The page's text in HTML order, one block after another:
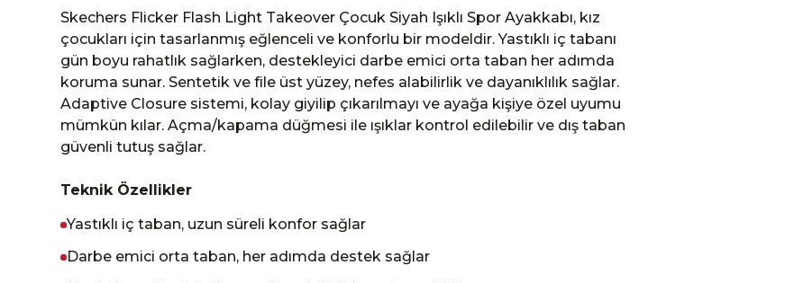
Skechers Flicker Flash Light Takeover Çocuk Siyah Işıklı Spor Ayakkabı, kız
çocukları için tasarlanmış eğlenceli ve konforlu bir modeldir. Yastıklı iç tabanı
gün boyu rahatlık sağlarken, destekleyici darbe emici orta taban her adımda
koruma sunar. Sentetik ve file üst yüzey, nefes alabilirlik ve dayanıklılık sağlar.
Adaptive Closure sistemi, kolay giyilip çıkarılmayı ve ayağa kişiye özel uyumu
mümkün kılar. Açma/kapama düğmesi ile ışıklar kontrol edilebilir ve dış taban
güvenli tutuş sağlar.
Teknik Özellikler
Yastıklı iç taban, uzun süreli konfor sağlar
Darbe emici orta taban, her adımda destek sağlar